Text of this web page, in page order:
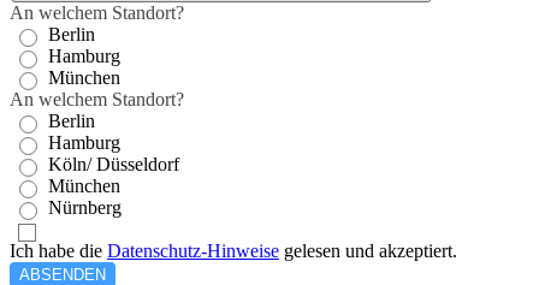
An welchem Standort?
Berlin
Hamburg
München
An welchem Standort?
Berlin
Hamburg
Köln/ Düsseldorf
München
Nürnberg
Ich habe die Datenschutz-Hinweise gelesen und akzeptiert.
ABSENDEN